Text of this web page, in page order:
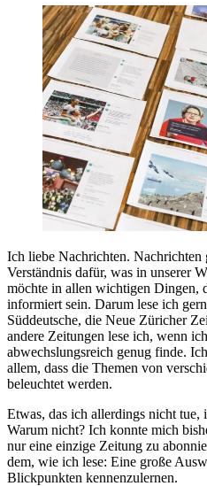
Ich liebe Nachrichten.
Verständnis dafür, was in unserer
möchte in allen wichtigen Dingen,
informiert sein. Darum lese ich
Süddeutsche, die Neue Züricher
andere Zeitungen lese ich, wenn
abwechslungsreich genug finde.
allem, dass die Themen von
beleuchtet werden.
Etwas, das ich allerdings nicht tue,
Warum nicht? Ich konnte mich
nur eine einzige Zeitung zu
dem, wie ich lese: Eine große
Blickpunkten kennenzulernen.